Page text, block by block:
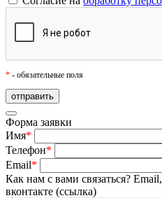
* - обязательные поля
Форма заявки
Имя*
Телефон*
Email*
Как нам с вами связаться?
вконтакте (ссылка)